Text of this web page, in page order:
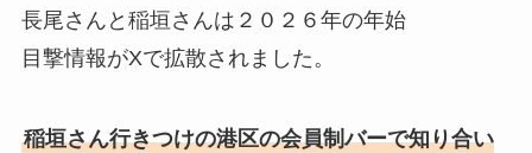
長尾さんと稲垣さんは２０２６年の年始
目撃情報がXで拡散されました。
稲垣さん行きつけの港区の会員制バーで知り合い